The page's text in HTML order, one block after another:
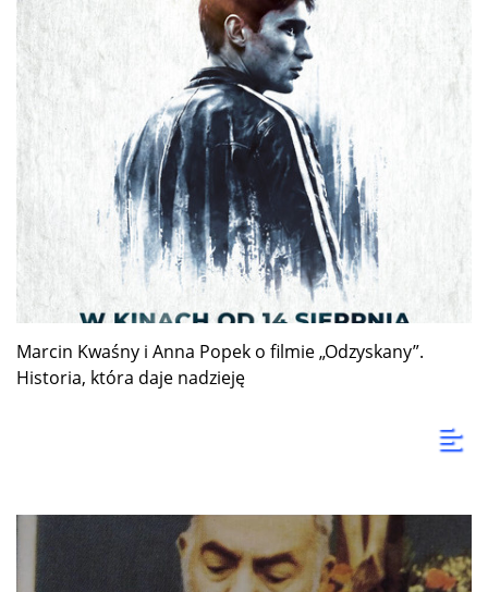
Marcin Kwaśny i Anna Popek o filmie „Odzyskany”.
Historia, która daje nadzieję